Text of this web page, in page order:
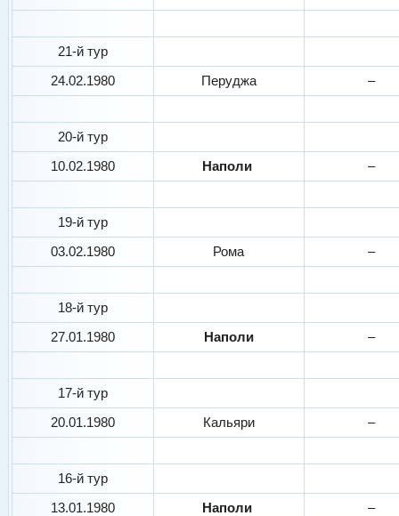
21-й тур
24.02.1980
Перуджа –
20-й тур
10.02.1980
Наполи –
19-й тур
03.02.1980
Рома –
18-й тур
27.01.1980
Наполи –
17-й тур
20.01.1980
Кальяри –
16-й тур
13.01.1980
Наполи –